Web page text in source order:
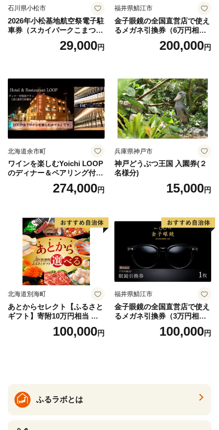
石川県小松市
2026年小松基地航空祭電子駐
車券（スカイパークこまつ
翼） 駐車場 シャトルバスの
りばすぐ 石川県 小松市
29,000円
福井県鯖江市
金子眼鏡の全国直営店で使え
るメガネ引換券（6万円相
当） Platinum200,000円
北海道余市町
ワインを楽しむYoichi LOOP
のディナー＆ペアリング付宿
泊プラン＜デラックスツイン
274,000円
兵庫県神戸市
神戸どうぶつ王国 入園券(２
名様分)
15,000円
北海道別海町
あとからセレクト【ふるさと
ギフト】寄附10万円相当 あ
とから選べる！ ギフト いく
ら ほたて 海鮮 牛肉 別海町
ギフト ふるさと納税 ）
100,000円
福井県鯖江市
金子眼鏡の全国直営店で使え
るメガネ引換券（3万円相
100,000円
ふるラボとは